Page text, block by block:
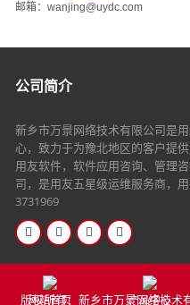
邮箱：wanjing@uydc.com
公司简介
新乡市万景网络技术有限公司是
心，致力于为豫北地区的客户提
用友软件，软件应用咨询、管理
司，是用友五星级运维服务商，
3731969
版权所有：新乡市万景网络技
网站首页 产品中心